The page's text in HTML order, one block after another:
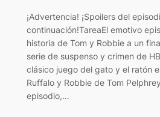
¡Advertencia! ¡Spoilers del
continuación!TareaEl emotivo
historia de Tom y Robbie a un
serie de suspenso y crimen de
clásico juego del gato y el ratón
Ruffalo y Robbie de Tom
episodio,…